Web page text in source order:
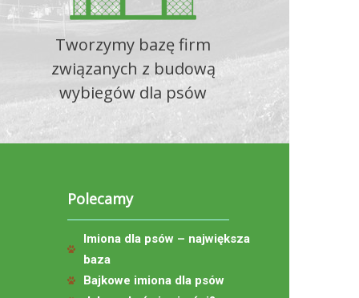
Tworzymy bazę firm
związanych z budową
wybiegów dla psów
Polecamy
Imiona dla psów – największa
baza
Bajkowe imiona dla psów